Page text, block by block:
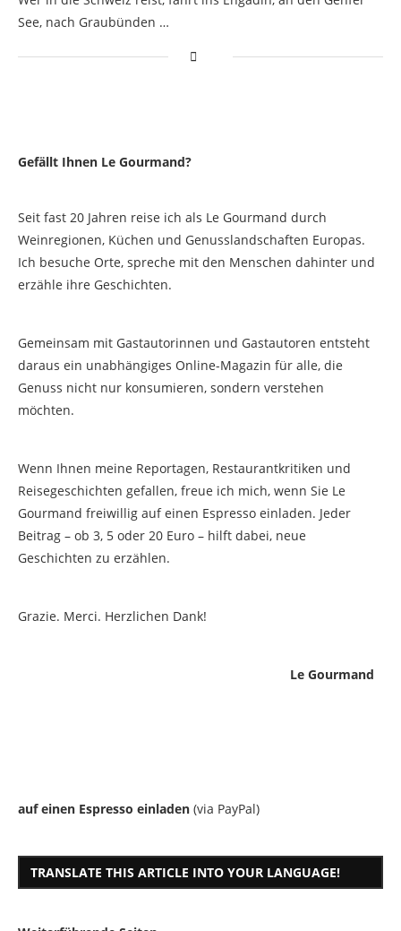
See, nach Graubünden …
Gefällt Ihnen Le Gourmand?
Seit fast 20 Jahren reise ich als Le Gourmand durch
Weinregionen, Küchen und Genusslandschaften Europas.
Ich besuche Orte, spreche mit den Menschen dahinter und
erzähle ihre Geschichten.
Gemeinsam mit Gastautorinnen und Gastautoren entsteht
daraus ein unabhängiges Online-Magazin für alle, die
Genuss nicht nur konsumieren, sondern verstehen
möchten.
Wenn Ihnen meine Reportagen, Restaurantkritiken und
Reisegeschichten gefallen, freue ich mich, wenn Sie Le
Gourmand freiwillig auf einen Espresso einladen. Jeder
Beitrag – ob 3, 5 oder 20 Euro – hilft dabei, neue
Geschichten zu erzählen.
Grazie. Merci. Herzlichen Dank!
Le Gourmand
auf einen Espresso einladen (via PayPal)
TRANSLATE THIS ARTICLE INTO YOUR LANGUAGE!